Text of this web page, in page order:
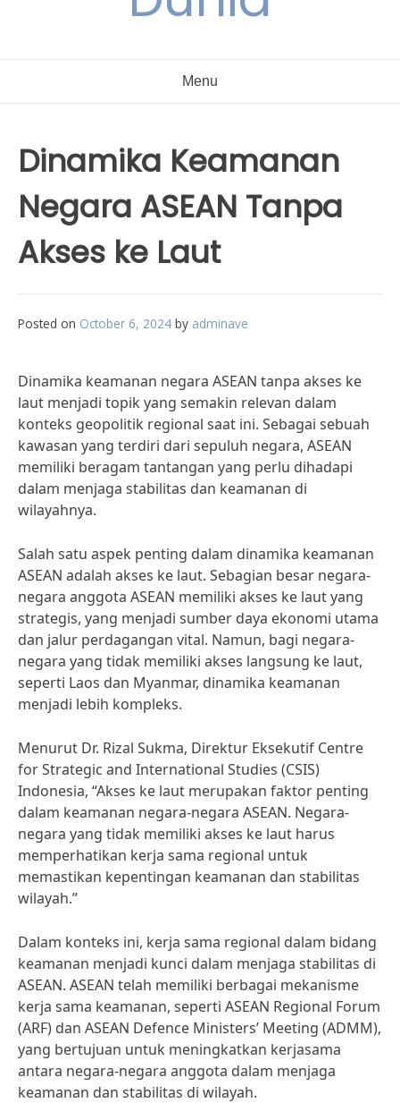
Menu
Dinamika Keamanan
Negara ASEAN Tanpa
Akses ke Laut
Posted on October 6, 2024 by adminave
Dinamika keamanan negara ASEAN tanpa akses ke
laut menjadi topik yang semakin relevan dalam
konteks geopolitik regional saat ini. Sebagai sebuah
kawasan yang terdiri dari sepuluh negara, ASEAN
memiliki beragam tantangan yang perlu dihadapi
dalam menjaga stabilitas dan keamanan di
wilayahnya.
Salah satu aspek penting dalam dinamika keamanan
ASEAN adalah akses ke laut. Sebagian besar negara-
negara anggota ASEAN memiliki akses ke laut yang
strategis, yang menjadi sumber daya ekonomi utama
dan jalur perdagangan vital. Namun, bagi negara-
negara yang tidak memiliki akses langsung ke laut,
seperti Laos dan Myanmar, dinamika keamanan
menjadi lebih kompleks.
Menurut Dr. Rizal Sukma, Direktur Eksekutif Centre
for Strategic and International Studies (CSIS)
Indonesia, “Akses ke laut merupakan faktor penting
dalam keamanan negara-negara ASEAN. Negara-
negara yang tidak memiliki akses ke laut harus
memperhatikan kerja sama regional untuk
memastikan kepentingan keamanan dan stabilitas
wilayah.”
Dalam konteks ini, kerja sama regional dalam bidang
keamanan menjadi kunci dalam menjaga stabilitas di
ASEAN. ASEAN telah memiliki berbagai mekanisme
kerja sama keamanan, seperti ASEAN Regional Forum
(ARF) dan ASEAN Defence Ministers’ Meeting (ADMM),
yang bertujuan untuk meningkatkan kerjasama
antara negara-negara anggota dalam menjaga
keamanan dan stabilitas di wilayah.